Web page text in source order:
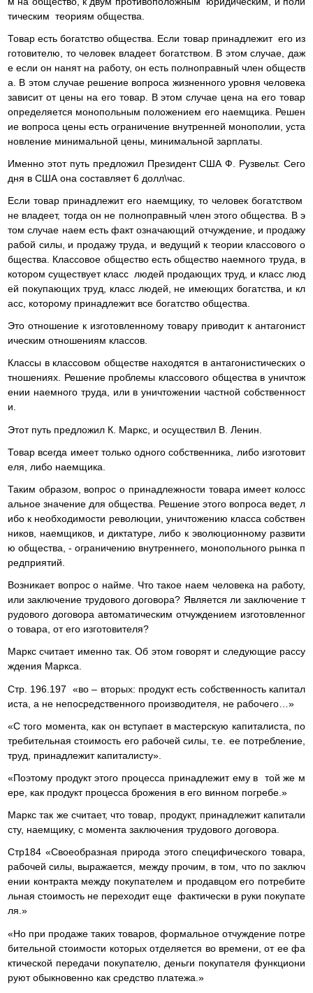
тическим теориям общества.
Товар есть богатство общества. Если товар принадлежит его из
готовителю, то человек владеет богатством. В этом случае, даж
е если он нанят на работу, он есть полноправный член обществ
а. В этом случае решение вопроса жизненного уровня человека
зависит от цены на его товар. В этом случае цена на его товар
определяется монопольным положением его наемщика. Решен
ие вопроса цены есть ограничение внутренней монополии, уста
новление минимальной цены, минимальной зарплаты.
Именно этот путь предложил Президент США Ф. Рузвельт. Сего
дня в США она составляет 6 долл\час.
Если товар принадлежит его наемщику, то человек богатством
не владеет, тогда он не полноправный член этого общества. В э
том случае наем есть факт означающий отчуждение, и продажу
рабой силы, и продажу труда, и ведущий к теории классового о
бщества. Классовое общество есть общество наемного труда, в
котором существует класс людей продающих труд, и класс люд
ей покупающих труд, класс людей, не имеющих богатства, и кл
асс, которому принадлежит все богатство общества.
Это отношение к изготовленному товару приводит к антагонист
ическим отношениям классов.
Классы в классовом обществе находятся в антагонистических о
тношениях. Решение проблемы классового общества в уничтож
ении наемного труда, или в уничтожении частной собственност
и.
Этот путь предложил К. Маркс, и осуществил В. Ленин.
Товар всегда имеет только одного собственника, либо изготовит
еля, либо наемщика.
Таким образом, вопрос о принадлежности товара имеет колосс
альное значение для общества. Решение этого вопроса ведет, л
ибо к необходимости революции, уничтожению класса собствен
ников, наемщиков, и диктатуре, либо к эволюционному развити
ю общества, - ограничению внутреннего, монопольного рынка п
редприятий.
Возникает вопрос о найме. Что такое наем человека на работу,
или заключение трудового договора? Является ли заключение т
рудового договора автоматическим отчуждением изготовленног
о товара, от его изготовителя?
Маркс считает именно так. Об этом говорят и следующие рассу
ждения Маркса.
Стр. 196.197 «во – вторых: продукт есть собственность капитал
иста, а не непосредственного производителя, не рабочего…»
«С того момента, как он вступает в мастерскую капиталиста, по
требительная стоимость его рабочей силы, т.е. ее потребление,
труд, принадлежит капиталисту».
«Поэтому продукт этого процесса принадлежит ему в той же м
ере, как продукт процесса брожения в его винном погребе.»
Маркс так же считает, что товар, продукт, принадлежит капитали
сту, наемщику, с момента заключения трудового договора.
Стр184 «Своеобразная природа этого специфического товара,
рабочей силы, выражается, между прочим, в том, что по заключ
ении контракта между покупателем и продавцом его потребите
льная стоимость не переходит еще фактически в руки покупате
ля.»
«Но при продаже таких товаров, формальное отчуждение потре
бительной стоимости которых отделяется во времени, от ее фа
ктической передачи покупателю, деньги покупателя функциони
руют обыкновенно как средство платежа.»